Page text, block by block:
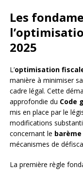
Les
2025
L’optimisation
manière à minimiser
cadre légal. Cette
approfondie du Code
mis en place par le
modifications
concernant le
mécanismes de
La première règle